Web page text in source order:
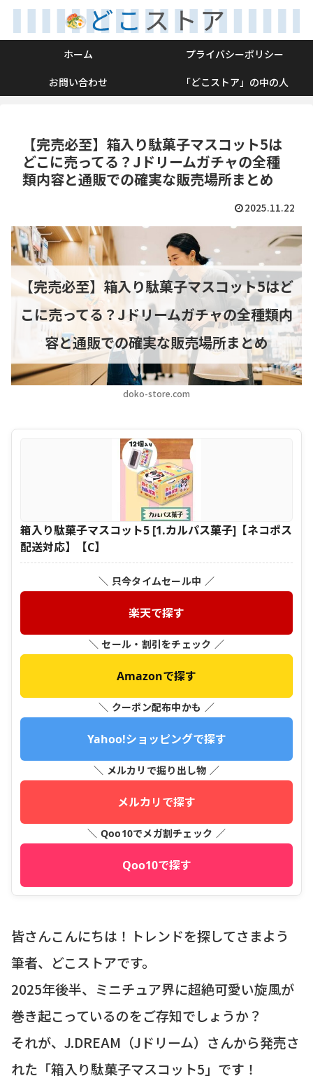
ホーム
プライバシーポリシー
お問い合わせ
「どこストア」の中の人
【完売必至】箱入り駄菓子マスコット5は
どこに売ってる？Jドリームガチャの全種
類内容と通販での確実な販売場所まとめ
2025.11.22
doko-store.com
【完売必至】箱入り駄菓子マスコット5はど
こに売ってる？Jドリームガチャの全種類内
容と通販での確実な販売場所まとめ
箱入り駄菓子マスコット5 [1.カルパス菓子]【ネコポス
配送対応】【C】
＼ 只今タイムセール中 ／
楽天で探す
＼ セール・割引をチェック ／
Amazonで探す
＼ クーポン配布中かも ／
Yahoo!ショッピングで探す
＼ メルカリで掘り出し物 ／
メルカリで探す
＼ Qoo10でメガ割チェック ／
Qoo10で探す
皆さんこんにちは！トレンドを探してさまよう
筆者、どこストアです。
2025年後半、ミニチュア界に超絶可愛い旋風が
巻き起こっているのをご存知でしょうか？
それが、J.DREAM（Jドリーム）さんから発売さ
れた「箱入り駄菓子マスコット5」です！